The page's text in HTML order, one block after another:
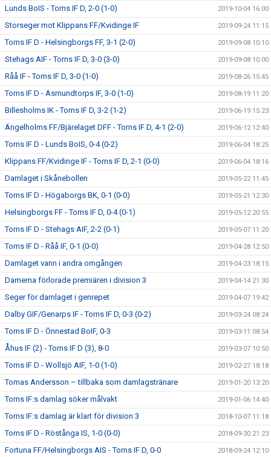
Lunds BoIS - Torns IF D, 2-0 (1-0) 2019-10-04 16:00
Storseger mot Klippans FF/Kvidinge IF 2019-09-24 11:15
Torns IF D - Helsingborgs FF, 3-1 (2-0) 2019-09-08 10:10
Stehags AIF - Torns IF D, 3-0 (3-0) 2019-09-08 10:00
Råå IF - Torns IF D, 3-0 (1-0) 2019-08-26 15:45
Torns IF D - Asmundtorps IF, 3-0 (1-0) 2019-08-19 11:20
Billesholms IK - Torns IF D, 3-2 (1-2) 2019-06-19 15:23
Ängelholms FF/Bjärelaget DFF - Torns IF D, 4-1 (2-0) 2019-06-12 12:40
Torns IF D - Lunds BoIS, 0-4 (0-2) 2019-06-04 18:25
Klippans FF/Kvidinge IF - Torns IF D, 2-1 (0-0) 2019-06-04 18:16
Damlaget i Skånebollen 2019-05-22 11:45
Torns IF D - Högaborgs BK, 0-1 (0-0) 2019-05-21 12:30
Helsingborgs FF - Torns IF D, 0-4 (0-1) 2019-05-12 20:55
Torns IF D - Stehags AIF, 2-2 (0-1) 2019-05-07 11:20
Torns IF D - Råå IF, 0-1 (0-0) 2019-04-28 12:50
Damlaget vann i andra omgången 2019-04-23 18:15
Damerna förlorade premiären i division 3 2019-04-14 21:30
Seger för damlaget i genrepet 2019-04-07 19:42
Dalby GIF/Genarps IF - Torns IF D, 0-3 (0-2) 2019-03-24 08:24
Torns IF D - Önnestad BoIF, 0-3 2019-03-11 08:54
Åhus IF (2) - Torns IF D (3), 8-0 2019-03-07 10:50
Torns IF D - Wollsjö AIF, 1-0 (1-0) 2019-02-27 18:18
Tomas Andersson – tillbaka som damlagstränare 2019-01-20 13:20
Torns IF:s damlag söker målvakt 2019-01-06 14:40
Torns IF:s damlag är klart för division 3 2018-10-07 11:18
Torns IF D - Röstånga IS, 1-0 (0-0) 2018-09-30 21:23
Fortuna FF/Helsingborgs AIS - Torns IF D, 0-0 2018-09-24 12:10